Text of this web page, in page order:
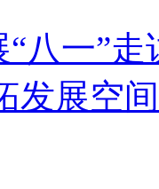
八一”
发展空